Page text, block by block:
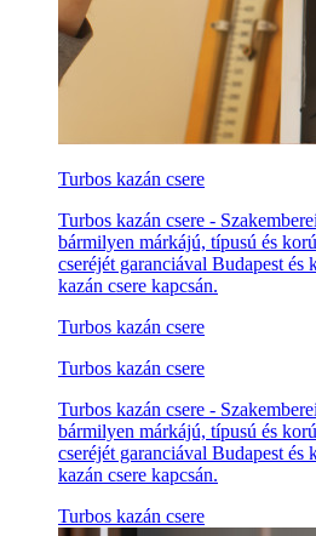
Turbos kazán csere
Turbos kazán csere -
bármilyen márkájú, típusú és
cseréjét garanciával Budapest és
kazán csere kapcsán.
Turbos kazán csere
Turbos kazán csere
Turbos kazán csere -
bármilyen márkájú, típusú és
cseréjét garanciával Budapest és
kazán csere kapcsán.
Turbos kazán csere